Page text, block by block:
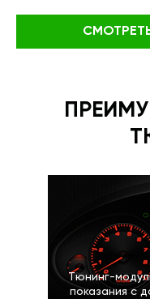
Тюнинг-
показания с